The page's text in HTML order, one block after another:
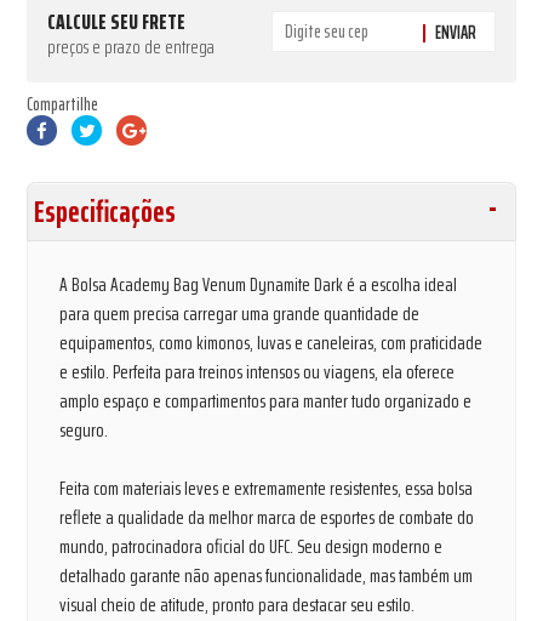
CALCULE SEU FRETE
preços e prazo de entrega ENVIAR
Compartilhe
Especificações
A Bolsa Academy Bag Venum Dynamite Dark é a escolha ideal
para quem precisa carregar uma grande quantidade de
equipamentos, como kimonos, luvas e caneleiras, com praticidade
e estilo. Perfeita para treinos intensos ou viagens, ela oferece
amplo espaço e compartimentos para manter tudo organizado e
seguro.
Feita com materiais leves e extremamente resistentes, essa bolsa
reflete a qualidade da melhor marca de esportes de combate do
mundo, patrocinadora oficial do UFC. Seu design moderno e
detalhado garante não apenas funcionalidade, mas também um
visual cheio de atitude, pronto para destacar seu estilo.